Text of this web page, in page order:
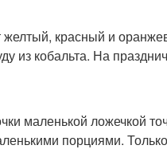
желтый, красный и
из кобальта. На
маленькой ложечкой
порциями.